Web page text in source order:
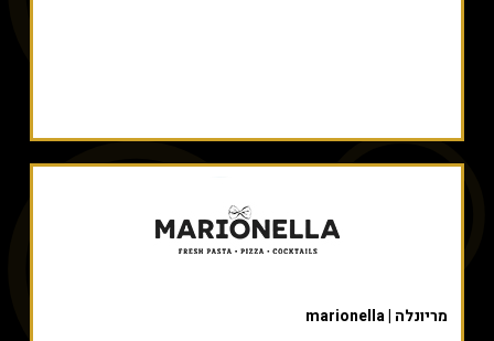
מריונלה | marionella